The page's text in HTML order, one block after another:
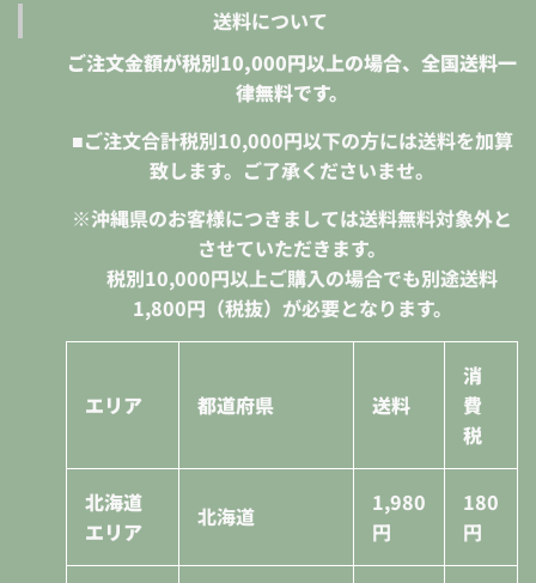
送料について
ご注文金額が税別10,000円以上の場合、全国送料一
律無料です。
■ご注文合計税別10,000円以下の方には送料を加算
致します。ご了承くださいませ。
※沖縄県のお客様につきましては送料無料対象外と
させていただきます。
税別10,000円以上ご購入の場合でも別途送料
1,800円（税抜）が必要となります。
エリア 都道府県 送料
消
費
税
北海道
エリア
北海道
1,980
円
180
円